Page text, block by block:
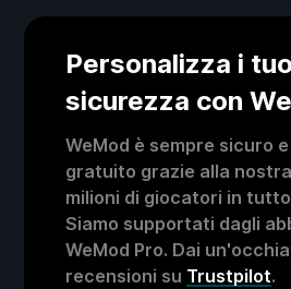
Personalizza i
sicurezza con
WeMod è sempre sicuro
gratuito grazie alla
milioni di giocatori in
Siamo supportati dagli
WeMod Pro. Dai
recensioni su Trustpilot.